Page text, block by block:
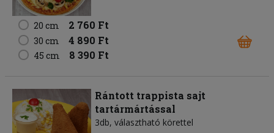
20 cm 2 760 Ft
30 cm 4 890 Ft
45 cm 8 390 Ft
Rántott trappista sajt
tartármártással
3db, választható körettel